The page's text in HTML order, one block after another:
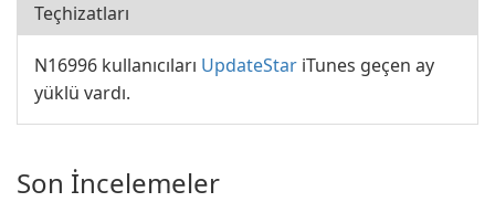
Teçhizatları
N16996 kullanıcıları UpdateStar iTunes geçen ay
yüklü vardı.
Son İncelemeler